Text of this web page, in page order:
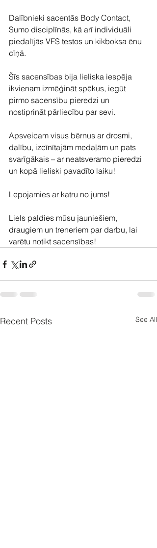
Dalībnieki sacentās Body Contact,
Sumo disciplīnās, kā arī individuāli
piedalījās VFS testos un kikboksa ēnu
cīņā.
Šīs sacensības bija lieliska iespēja
ikvienam izmēģināt spēkus, iegūt
pirmo sacensību pieredzi un
nostiprināt pārliecību par sevi.
Apsveicam visus bērnus ar drosmi,
dalību, izcīnītajām medaļām un pats
svarīgākais – ar neatsveramo pieredzi
un kopā lieliski pavadīto laiku!
Lepojamies ar katru no jums!
Liels paldies mūsu jauniešiem,
draugiem un treneriem par darbu, lai
varētu notikt sacensības!
Recent Posts See All